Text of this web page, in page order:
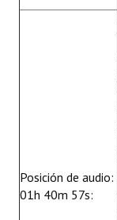
Posición de audio:
01h 40m 57s: